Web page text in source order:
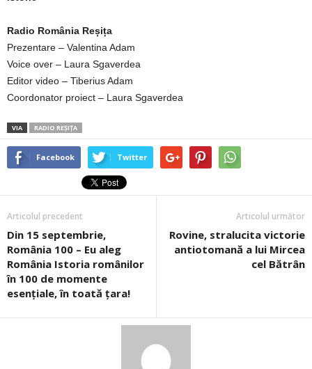
Radio România Reșița
Prezentare – Valentina Adam
Voice over – Laura Sgaverdea
Editor video – Tiberius Adam
Coordonator proiect – Laura Sgaverdea
VIA RADIO REȘIȚA
Facebook Twitter
Articolul precedent
Din 15 septembrie,
România 100 – Eu aleg
România Istoria românilor
în 100 de momente
esențiale, în toată țara!
Articolul următor
Rovine, stralucita victorie
antiotomană a lui Mircea
cel Bătrân